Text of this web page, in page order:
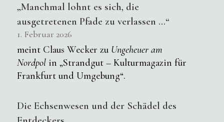
„Manchmal lohnt es sich, die
ausgetretenen Pfade zu verlassen …“
1. Februar 2026
meint Claus Wecker zu Ungeheuer am
Nordpolin „Strandgut – Kulturmagazin für
Frankfurt und Umgebung“.
Die Echsenwesen und der Schädel des